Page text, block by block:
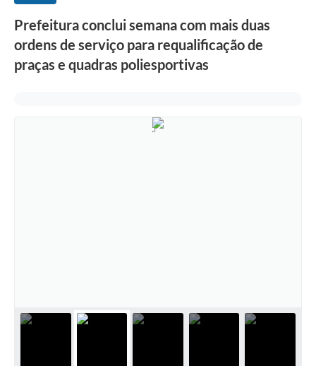
Prefeitura conclui semana com mais duas
ordens de serviço para requalificação de
praças e quadras poliesportivas